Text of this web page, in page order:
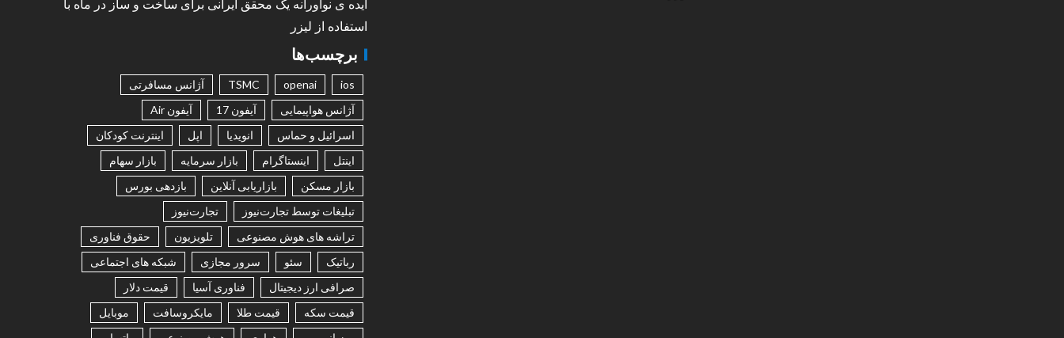
ایده ی نوآورانه یک محقق ایرانی برای ساخت و ساز در ماه با
استفاده از لیزر
برچسب‌ها
ios
openai
TSMC
آژانس مسافرتی
آژانس هواپیمایی
آیفون 17
آیفون Air
اسرائیل و حماس
انویدیا اپل
اینترنت کودکان
اینتل
اینستاگرام بازار سرمایه
بازار سهام
بازار مسکن
بازاریابی آنلاین
بازدهی بورس
تبلیغات توسط تجارت‌نیوز
تجارت‌نیوز
تراشه های هوش مصنوعی
تلویزیون
حقوق فناوری
رباتیک
سئو سرور مجازی
شبکه های اجتماعی
صرافی ارز دیجیتال
فناوری آسیا
قیمت دلار
قیمت سکه
قیمت طلا مایکروسافت
موبایل